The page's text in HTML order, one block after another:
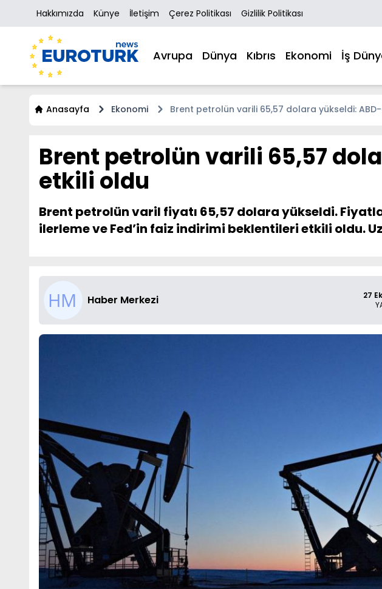
Hakkımızda Künye İletişim Çerez Politikası Gizlilik Politikası
Avrupa Dünya Kıbrıs Ekonomi İş
Anasayfa Ekonomi Brent petrolün varili 65,57 dolara yükseldi:
Brent petrolün varili 65,57
etkili oldu
Brent petrolün varil fiyatı 65,57 dolara yükseldi.
ilerleme ve Fed’in faiz indirimi beklentileri etkili oldu.
Haber Merkezi
27